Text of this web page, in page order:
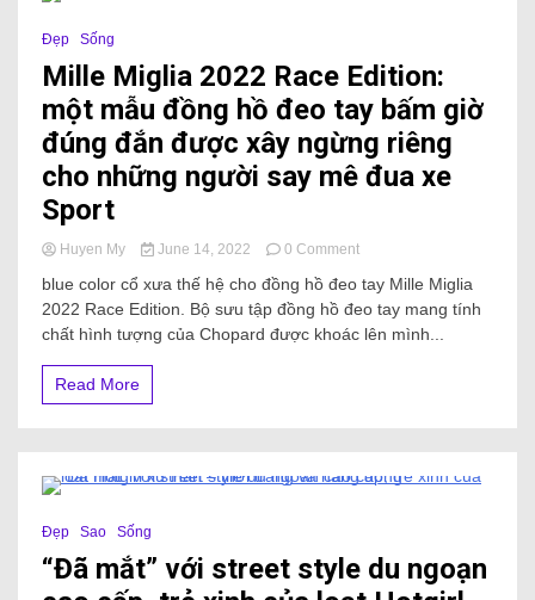
Đẹp
Sống
Mille Miglia 2022 Race Edition:
một mẫu đồng hồ đeo tay bấm giờ
đúng đắn được xây ngừng riêng
cho những người say mê đua xe
Sport
Huyen My June 14, 2022 0 Comment
blue color cổ xưa thế hệ cho đồng hồ đeo tay Mille Miglia
2022 Race Edition. Bộ sưu tập đồng hồ đeo tay mang tính
chất hình tượng của Chopard được khoác lên mình...
Read More
Đẹp
Sao Sống
“Đã mắt” với street style du ngoạn